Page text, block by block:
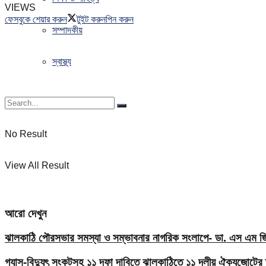
সম্পাদকীয়
স্বাস্থ্য
No Result
View All Result
VIEWS
ফেসবুকে শেয়ার করুন
টুইট করুনপিন করুন
আরো দেখুন
ঝালকাঠি পৌরসভার সমস্যা ও সম্ভাবনার নাগরিক সংলাপে- ডা. এস এম
গ্যাস-বিদ্যুৎ সংকটসহ ১১ দফা দাবিতে ঝালকাঠিতে ১১ দলীয় ঐক্যজোটের